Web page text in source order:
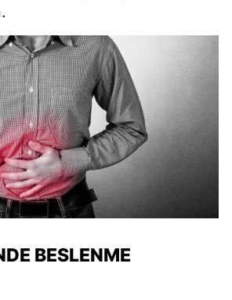
BESLENME